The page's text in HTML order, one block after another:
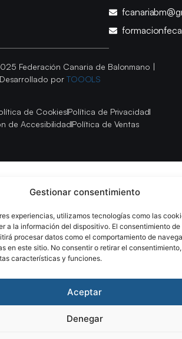
Gestionar consentimiento
experiencias, utilizamos tecnologías como las
a la información del dispositivo. El consentimiento de
procesar datos como el comportamiento de
en este sitio. No consentir o retirar el
características y funciones.
Aceptar
Denegar
Federación Canaria de Balonmano |
Desarrollado por TOOOLS
de CookiesPolítica de Privacidad
de AccesibilidadPolítica de Ventas